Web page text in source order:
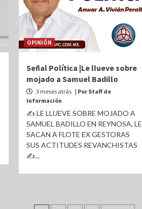
OPINIÓN
Señal Política |Le llueve sobre
mojado a Samuel Badillo
3 meses atrás | Por Staff de
Información
✍ LE LLUEVE SOBRE MOJADO A
SAMUEL BADILLO EN REYNOSA, LE
SACAN A FLOTE EX GESTORAS
SUS ACTITUDES REVANCHISTAS
✍...